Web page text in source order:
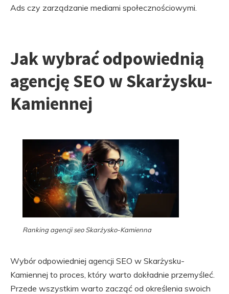
Ads czy zarządzanie mediami społecznościowymi.
Jak wybrać odpowiednią
agencję SEO w Skarżysku-
Kamiennej
Ranking agencji seo Skarżysko-Kamienna
Wybór odpowiedniej agencji SEO w Skarżysku-
Kamiennej to proces, który warto dokładnie przemyśleć.
Przede wszystkim warto zacząć od określenia swoich